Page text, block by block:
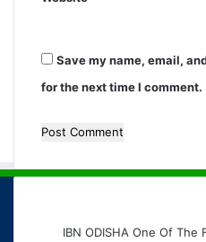
Save my name, email,
for the next time I comment.
IBN ODISHA One Of The